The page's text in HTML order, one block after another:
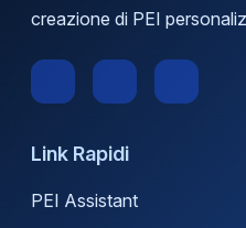
creazione di PEI
Link Rapidi
PEI Assistant